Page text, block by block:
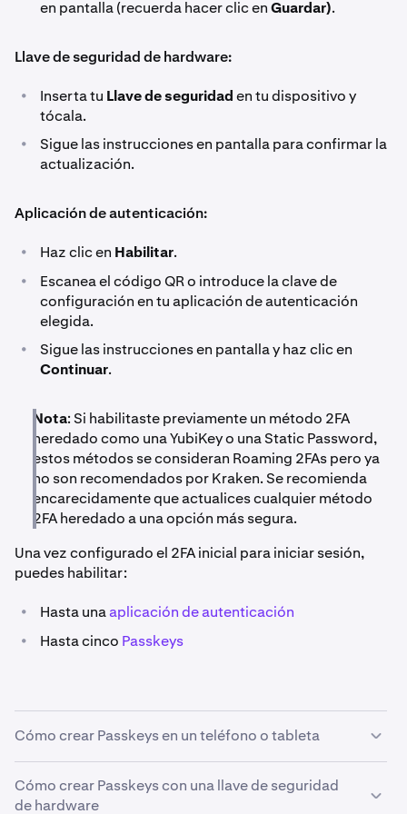
en pantalla (recuerda hacer clic enGuardar).
Llave de seguridad de hardware:
• Inserta tu Llave de seguridaden tu dispositivo y
tócala.
•
Sigue las instrucciones en pantalla para confirmar la
actualización.
Aplicación de autenticación:
• Haz clic en Habilitar.
•
Escanea el código QR o introduce la clave de
configuración en tu aplicación de autenticación
elegida.
•
Sigue las instrucciones en pantalla y haz clic en
Continuar.
Nota: Si habilitaste previamente un método 2FA
heredado como una YubiKey o una Static Password,
estos métodos se consideran Roaming 2FAs pero ya
no son recomendados por Kraken. Se recomienda
encarecidamente que actualices cualquier método
2FA heredado a una opción más segura.
Una vez configurado el 2FA inicial para iniciar sesión,
puedes habilitar:
• Hasta unaaplicación de autenticación
• Hasta cinco Passkeys
Cómo crear Passkeys en un teléfono o tableta
Asegúrate de que Bluetooth esté habilitado en ambos
dispositivos.
Cómo crear Passkeys con una llave de seguridad
de hardware